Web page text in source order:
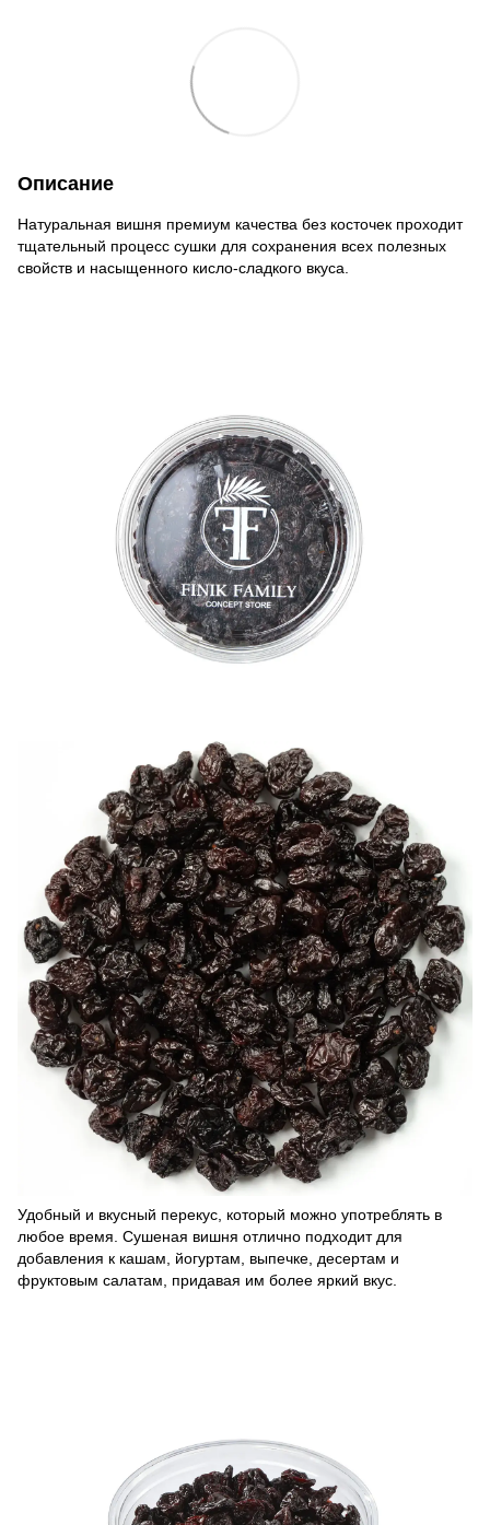
Описание
Натуральная вишня премиум качества без косточек проходит
тщательный процесс сушки для сохранения всех полезных
свойств и насыщенного кисло-сладкого вкуса.
Удобный и вкусный перекус, который можно употреблять в
любое время. Сушеная вишня отлично подходит для
добавления к кашам, йогуртам, выпечке, десертам и
фруктовым салатам, придавая им более яркий вкус.